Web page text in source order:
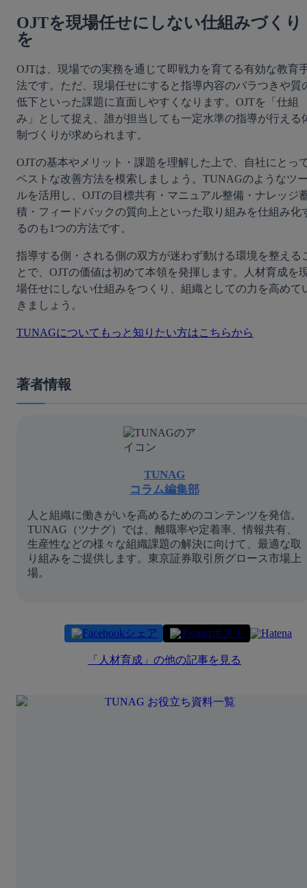
OJTを現場任せにしない仕組みづくり
を
OJTは、現場での実務を通じて即戦力を育てる有効な教育
法です。ただ、現場任せにすると指導内容のバラつきや質
低下といった課題に直面しやすくなります。OJTを「仕組
み」として捉え、誰が担当しても一定水準の指導が行える
制づくりが求められます。
OJTの基本やメリット・課題を理解した上で、自社にとっ
ベストな改善方法を模索しましょう。TUNAGのようなツ
ルを活用し、OJTの目標共有・マニュアル整備・ナレッジ
積・フィードバックの質向上といった取り組みを仕組み化
るのも1つの方法です。
指導する側・される側の双方が迷わず動ける環境を整える
とで、OJTの価値は初めて本領を発揮します。人材育成を
場任せにしない仕組みをつくり、組織としての力を高めて
きましょう。
TUNAGについてもっと知りたい方はこちらから
著者情報
TUNAG
コラム編集部
人と組織に働きがいを高めるためのコンテンツを発信。
TUNAG（ツナグ）では、離職率や定着率、情報共有、
生産性などの様々な組織課題の解決に向けて、最適な取
り組みをご提供します。東京証券取引所グロース市場上
場。
シェア ポスト
「 人材育成 」の他の記事を見る